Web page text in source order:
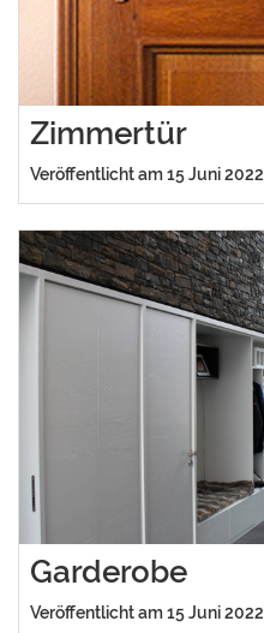
Zimmertür
Veröffentlicht am 15 Juni 2022
Garderobe
Veröffentlicht am 15 Juni 2022